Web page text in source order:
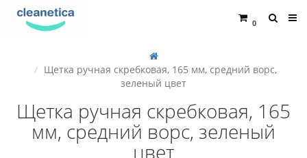
0
Щетка ручная скребковая, 165 мм, средний ворс,
зеленый цвет
Щетка ручная скребковая, 165
мм, средний ворс, зеленый
цвет